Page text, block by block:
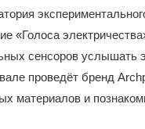
«Голоса
сенсоров услышать
проведёт бренд
материалов и